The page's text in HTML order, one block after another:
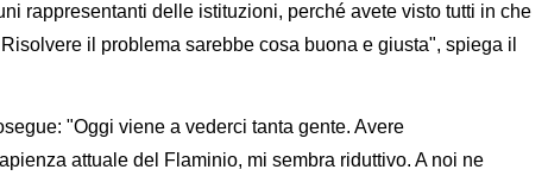
rappresentanti delle istituzioni, perché avete visto tutti in che
il problema sarebbe cosa buona e giusta", spiega il
"Oggi viene a vederci tanta gente. Avere
attuale del Flaminio, mi sembra riduttivo. A noi ne